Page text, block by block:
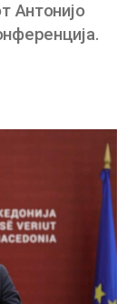
Антонијо